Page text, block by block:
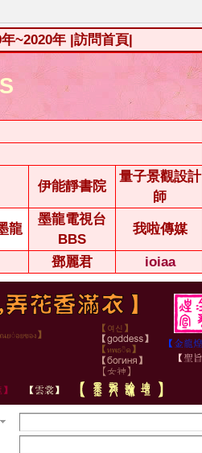
~2020年 |訪問首頁|
伊能靜書院
量子景觀設計
師
龍
墨龍電視台
BBS
我啦傳媒
鄧麗君 ioiaa